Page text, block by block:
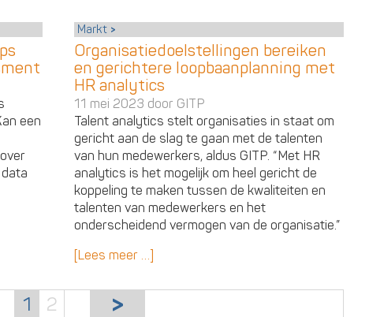
een
Markt
Organisatiedoelstellingen bereiken
en gerichtere loopbaanplanning met
HR analytics
11 mei 2023 door GITP
Talent analytics stelt organisaties in staat om
gericht aan de slag te gaan met de talenten
van hun medewerkers, aldus GITP. “Met HR
analytics is het mogelijk om heel gericht de
koppeling te maken tussen de kwaliteiten en
talenten van medewerkers en het
onderscheidend vermogen van de organisatie.”
[Lees meer …]
1 2